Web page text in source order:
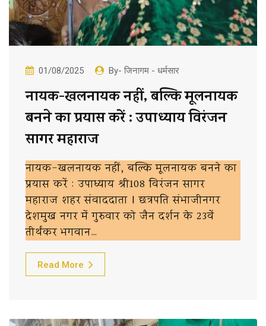
01/08/2025 By- जिनागम - धर्मसार
नायक-खलनायक नहीं, बल्कि मूलनायक
बनने का प्रयास करें : उपाध्याय विरंजन
सागर महाराज
नायक-खलनायक नहीं, बल्कि मूलनायक बनने का
प्रयास करें : उपाध्याय श्री108 विरंजन सागर
महाराज शहर संवाददाता | छत्रपति संभाजीनगर
देशमुख नगर में गुरुवार को जैन दर्शन के 23वें
तीर्थंकर भगवान…
Read More